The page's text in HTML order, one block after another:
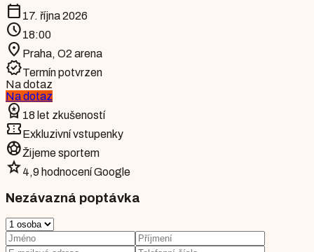
calendar_today 17. října 2026
schedule18:00
location_on Praha, O2 arena
verifiedTermín potvrzen
Na dotaz
Na dotaz
workspace_premium 18 let zkušeností
confirmation_numberExkluzivní vstupenky
sports_soccerŽijeme sportem
star4,9 hodnocení Google
Nezávazná poptávka